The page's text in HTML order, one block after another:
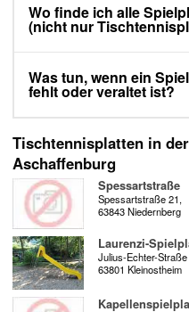
Wo finde ich alle
(nicht nur
Was tun, wenn ein
fehlt oder veraltet ist?
Tischtennisplatten in
Aschaffenburg
Spessartstraße
Spessartstraße 21,
63843 Niedernberg
Laurenzi-
Julius-Echter-
63801 Kleinostheim